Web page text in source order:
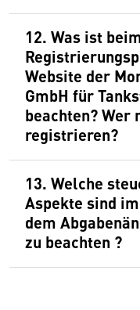
12. Was ist
Website der
GmbH für
beachten? Wer
registrieren?
13. Welche
Aspekte sind
dem
zu beachten ?